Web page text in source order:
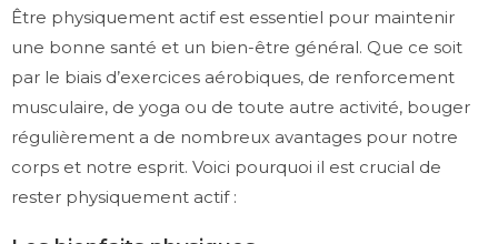
Être physiquement actif est essentiel pour maintenir
une bonne santé et un bien-être général. Que ce soit
par le biais d’exercices aérobiques, de renforcement
musculaire, de yoga ou de toute autre activité, bouger
régulièrement a de nombreux avantages pour notre
corps et notre esprit. Voici pourquoi il est crucial de
rester physiquement actif :